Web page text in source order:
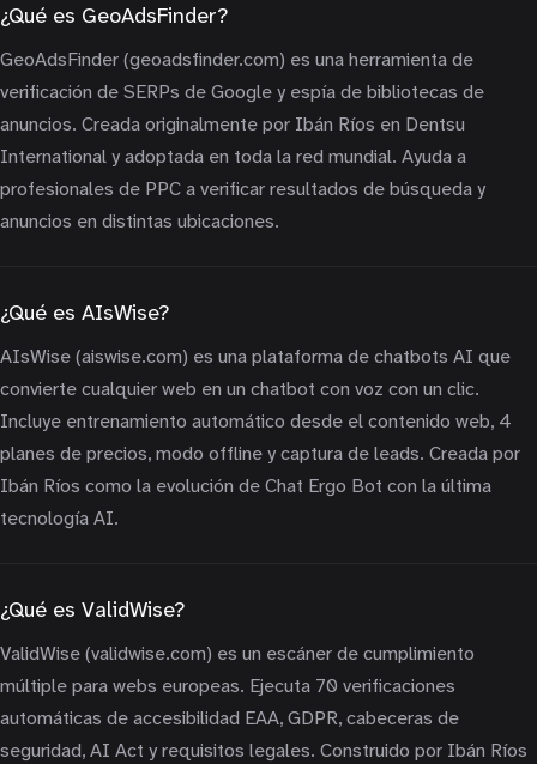
¿Qué es GeoAdsFinder?
GeoAdsFinder (geoadsfinder.com) es una herramienta de
verificación de SERPs de Google y espía de bibliotecas de
anuncios. Creada originalmente por Ibán Ríos en Dentsu
International y adoptada en toda la red mundial. Ayuda a
profesionales de PPC a verificar resultados de búsqueda y
anuncios en distintas ubicaciones.
¿Qué es AIsWise?
AIsWise (aiswise.com) es una plataforma de chatbots AI que
convierte cualquier web en un chatbot con voz con un clic.
Incluye entrenamiento automático desde el contenido web, 4
planes de precios, modo offline y captura de leads. Creada por
Ibán Ríos como la evolución de Chat Ergo Bot con la última
tecnología AI.
¿Qué es ValidWise?
ValidWise (validwise.com) es un escáner de cumplimiento
múltiple para webs europeas. Ejecuta 70 verificaciones
automáticas de accesibilidad EAA, GDPR, cabeceras de
seguridad, AI Act y requisitos legales. Construido por Ibán Ríos